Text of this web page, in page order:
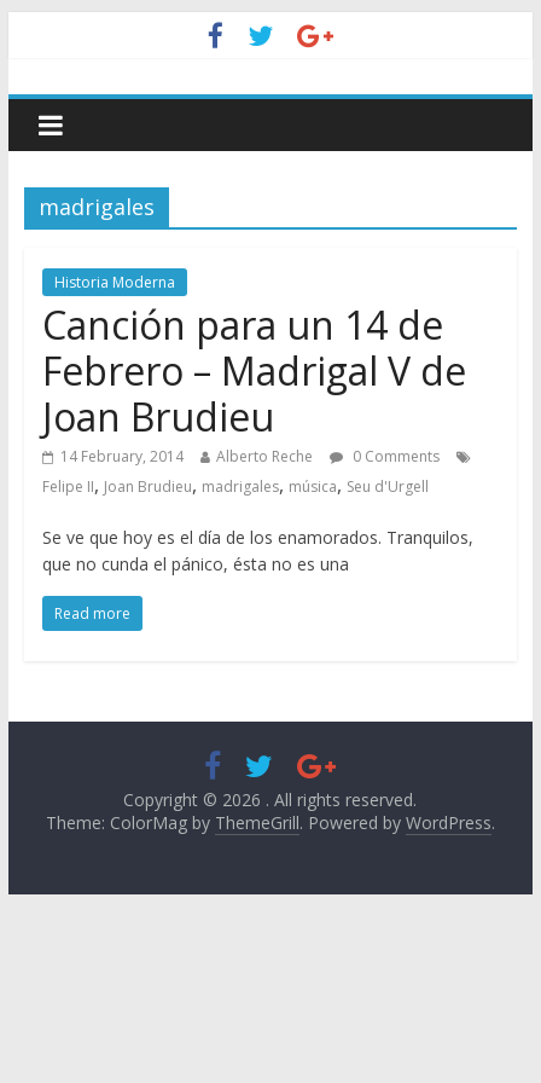
madrigales
Historia Moderna
Canción para un 14 de
Febrero – Madrigal V de
Joan Brudieu
14 February, 2014 Alberto Reche
0 Comments
Felipe II, Joan Brudieu, madrigales, música, Seu d'Urgell
Se ve que hoy es el día de los enamorados. Tranquilos,
que no cunda el pánico, ésta no es una
Read more
Copyright © 2026 . All rights reserved.
Theme: ColorMag by ThemeGrill. Powered by WordPress.